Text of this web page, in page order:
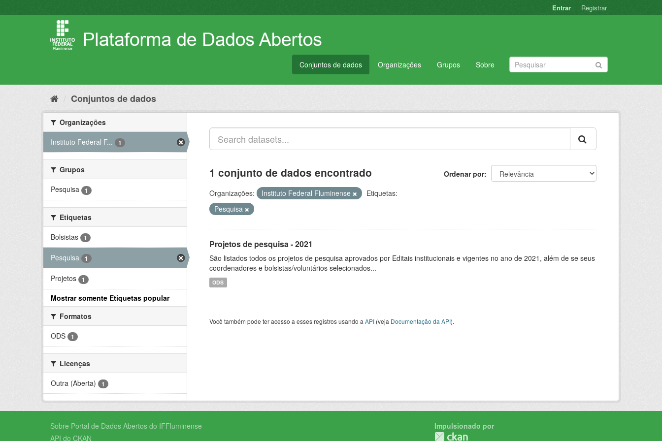
para
Entrar Registrar
Conjuntos de dados Organizações Grupos Sobre
Conjuntos de dados
Organizações
Instituto Federal F...
1
Grupos
Pesquisa
1
Etiquetas
Bolsistas
1
Pesquisa 1
Projetos 1
Mostrar somente Etiquetas popular
Formatos
ODS
1
Licenças
Outra (Aberta)
1
Ordenar por
1 conjunto de dados encontrado
Organizações: Instituto Federal Fluminense
Etiquetas:
Pesquisa
Projetos de pesquisa - 2021
São listados todos os projetos de pesquisa aprovados por Editais institucionais e vigentes no ano de 2021, além de se seus
coordenadores e bolsistas/voluntários selecionados...
ODS
Você também pode ter acesso a esses registros usando a API (veja Documentação da API).
Sobre Portal de Dados Abertos do IFFluminense
API do CKAN
Impulsionado por